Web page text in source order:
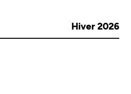
Hiver 2026